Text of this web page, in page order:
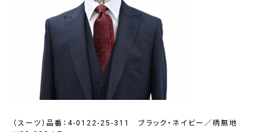
（スーツ）品番：4-0122-25-311 ブラック・ネイビー／柄無地